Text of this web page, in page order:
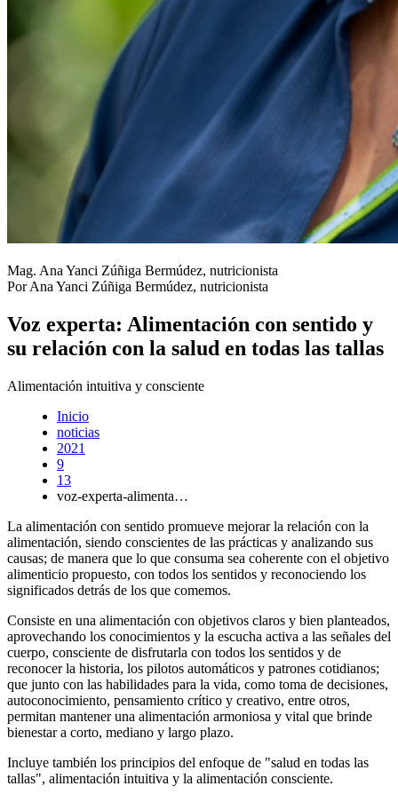
Mag. Ana Yanci Zúñiga Bermúdez, nutricionista
Por Ana Yanci Zúñiga Bermúdez, nutricionista
Voz experta: Alimentación con sentido y
su relación con la salud en todas las tallas
Alimentación intuitiva y consciente
Inicio
noticias
2021
9
13
voz-experta-alimenta…
La alimentación con sentido promueve mejorar la relación con la
alimentación, siendo conscientes de las prácticas y analizando sus
causas; de manera que lo que consuma sea coherente con el objetivo
alimenticio propuesto, con todos los sentidos y reconociendo los
significados detrás de los que comemos.
Consiste en una alimentación con objetivos claros y bien planteados,
aprovechando los conocimientos y la escucha activa a las señales del
cuerpo, consciente de disfrutarla con todos los sentidos y de
reconocer la historia, los pilotos automáticos y patrones cotidianos;
que junto con las habilidades para la vida, como toma de decisiones,
autoconocimiento, pensamiento crítico y creativo, entre otros,
permitan mantener una alimentación armoniosa y vital que brinde
bienestar a corto, mediano y largo plazo.
Incluye también los principios del enfoque de "salud en todas las
tallas", alimentación intuitiva y la alimentación consciente.